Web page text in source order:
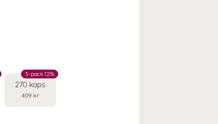
270 kaps
409 kr
3-pack 12%